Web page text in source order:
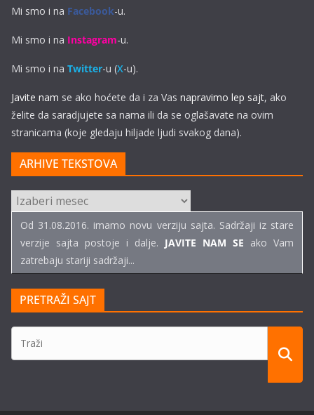
Mi smo i na Facebook-u.
Mi smo i na Instagram-u.
Mi smo i na Twitter-u (X-u).
Javite nam se ako hoćete da i za Vas napravimo lep sajt, ako
želite da saradjujete sa nama ili da se oglašavate na ovim
stranicama (koje gledaju hiljade ljudi svakog dana).
ARHIVE TEKSTOVA
ARHIVE
TEKSTOVA
Od 31.08.2016. imamo novu verziju sajta. Sadržaji iz stare
verzije sajta postoje i dalje. JAVITE NAM SE ako Vam
zatrebaju stariji sadržaji...
PRETRAŽI SAJT